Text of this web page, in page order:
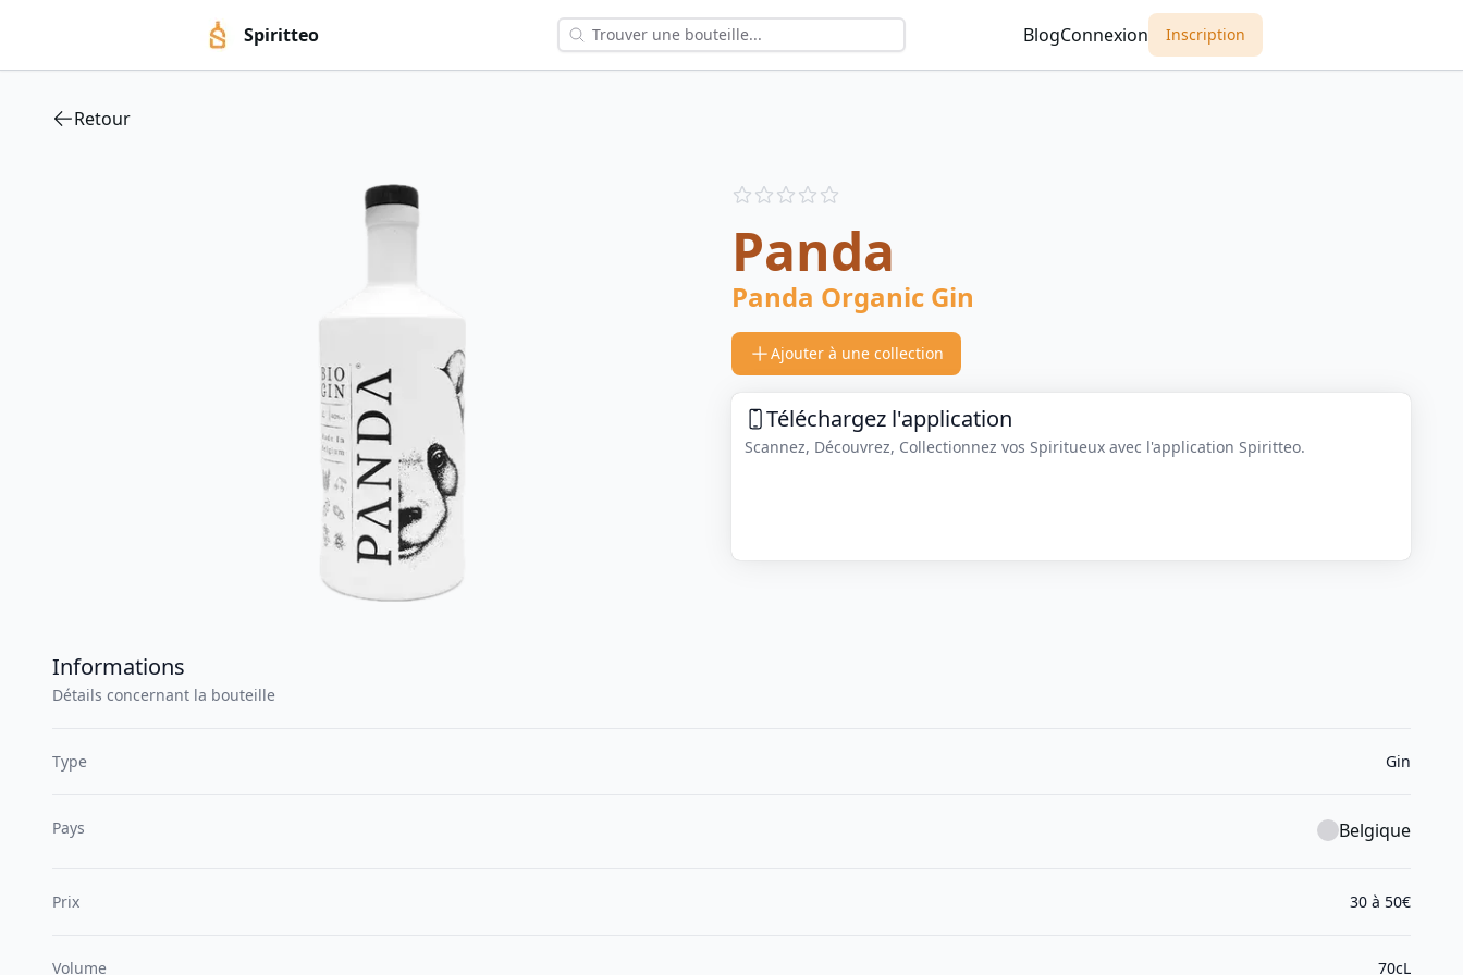
Spiritteo BlogConnexion Inscription
Retour
Reviews
Panda
Panda Organic Gin
Ajouter à une collection
Téléchargez l'application
Scannez, Découvrez, Collectionnez vos Spiritueux avec l'application Spiritteo.
Informations
Détails concernant la bouteille
Type Gin
Pays Belgique
Prix 30 à 50€
Volume 70cL